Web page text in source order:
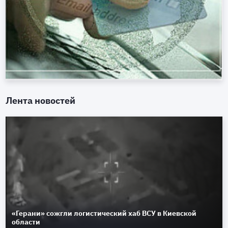
Лента новостей
«Герани» сожгли логистический хаб ВСУ в Киевской
области